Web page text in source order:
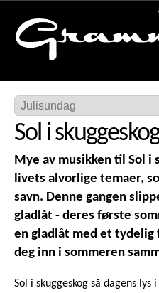
Sol i
Mye av musikken til Sol i
livets alvorlige temaer,
savn. Denne gangen
gladlåt - deres første
en gladlåt med et tydelig
deg inn i sommeren
Sol i skuggeskog så dagens